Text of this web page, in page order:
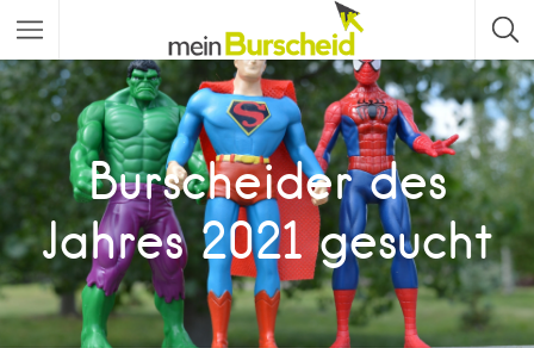
Burscheider des
Jahres 2021 gesucht